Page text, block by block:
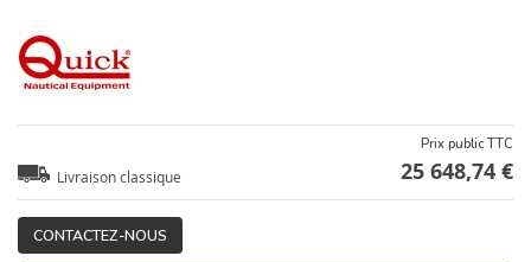
Livraison classique
Prix public TTC
25 648,74 €
CONTACTEZ-NOUS